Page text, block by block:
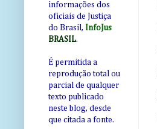
informações dos
oficiais de Justiça
do Brasil, InfoJus
BRASIL.
É permitida a
reprodução total ou
parcial de qualquer
texto publicado
neste blog, desde
que citada a fonte.